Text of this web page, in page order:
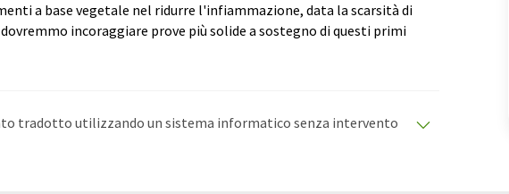
a base vegetale nel ridurre l'infiammazione, data la scarsità di
incoraggiare prove più solide a sostegno di questi primi
tradotto utilizzando un sistema informatico senza intervento